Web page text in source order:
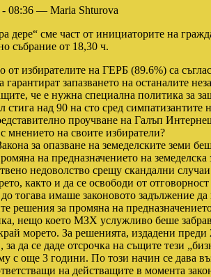
- 08:36 — Maria Shturova
дере“ сме част от инициаторите на
събрание от 18,30 ч.
от избирателите на ГЕРБ (89.6%) са
гарантират запазването на останалите
че е нужна специална политика за
стига над 90 на сто сред
проучване на Галъп
с мнението на своите избиратели?
за опазване на земеделските земи
на предназначението на
недоволство срещу скандални
както и да се освободи от
тогава имаше законовото задължение
решения за промяна на
нещо което МЗХ услужливо беше
морето. За решенията, издадени
за да се даде отсрочка на същите тези
с още 3 години. По този начин се дава
на действащите в момента